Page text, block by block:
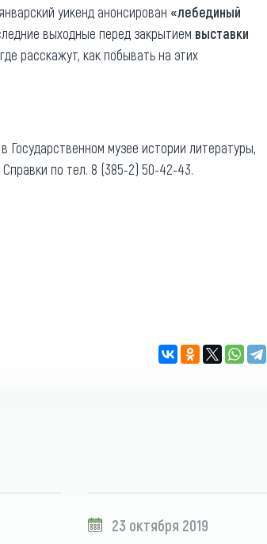
уикенд анонсирован «лебединый
выходные перед закрытием выставки
расскажут, как побывать на этих
Государственном музее истории литературы,
по тел. 8 (385-2) 50-42-43.
23 октября 2019